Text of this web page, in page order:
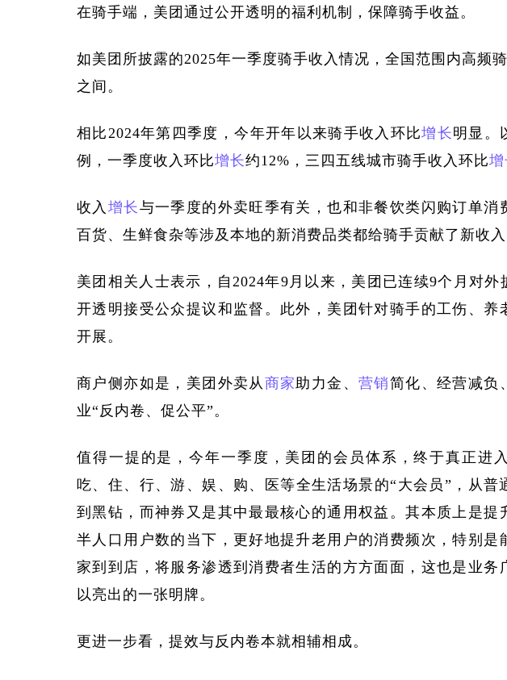
在骑手端，美团通过公开透明的福利机制，保障骑手收益。
如美团所披露的2025年一季度骑手收入情况，全国范围内高频
之间。
相比 2024年第四季度，今年开年以来骑手收入环比增长明显。
例，一季度收入环比增长约12%，三四五线城市骑手收入环比增
收入 增长与一季度的外卖旺季有关，也和非餐饮类闪购订单消
百货、生鲜食杂等涉及本地的新消费品类都给骑手贡献了新收入
美团相关人士表示，自 2024年9月以来，美团已连续9个月对
开透明接受公众提议和监督。此外，美团针对骑手的工伤、养
开展。
商户侧亦如是，美团外卖从 商家 助力金、营销简化、经营减负
业“反内卷、促公平”。
值得一提的是，今年一季度，美团的会员体系，终于真正进
吃、住、行、游、娱、购、医等全生活场景的“大会员”，从普
到黑钻，而神券又是其中最最核心的通用权益。其本质上是提
半人口用户数的当下，更好地提升老用户的消费频次，特别是
家到到店，将服务渗透到消费者生活的方方面面，这也是业务
以亮出的一张明牌。
更进一步看，提效与反内卷本就相辅相成。